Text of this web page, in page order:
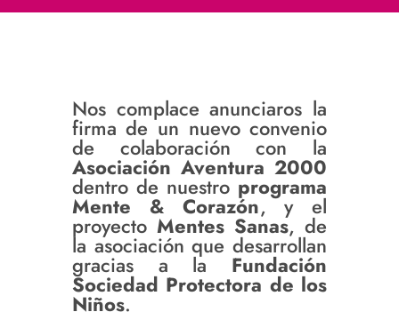
Nos complace anunciaros la
firma de un nuevo convenio
de colaboración con la
Asociación Aventura 2000
dentro de nuestro programa
Mente & Corazón, y el
proyecto Mentes Sanas, de
la asociación que desarrollan
gracias a la Fundación
Sociedad Protectora de los
Niños.